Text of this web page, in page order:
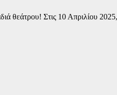
θεάτρου! Στις 10 Απριλίου